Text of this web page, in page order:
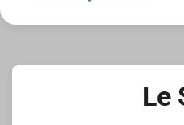
Le